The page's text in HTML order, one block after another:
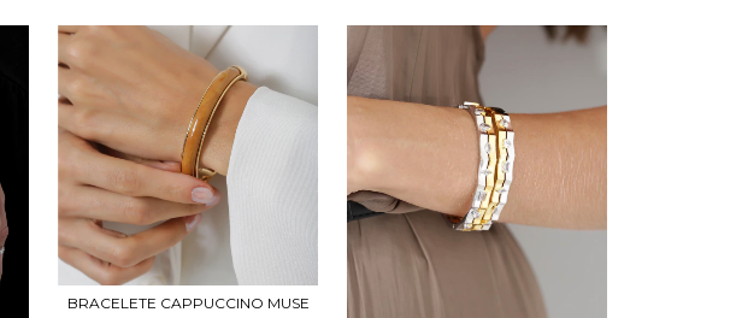
BRACELETE CAPPUCCINO MUSE